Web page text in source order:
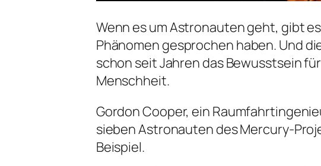
Wenn es um Astronauten geht, gibt
Phänomen gesprochen haben. Und
schon seit Jahren das Bewusstsein
Menschheit.
Gordon Cooper, ein
sieben Astronauten des Mercury-
Beispiel.